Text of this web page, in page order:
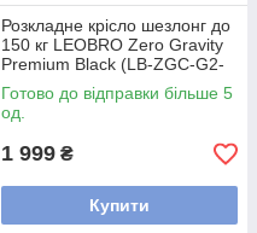
Розкладне крісло шезлонг до
150 кг LEOBRO Zero Gravity
Premium Black (LB-ZGC-G2-
BLK)
Готово до відправки більше 5
од.
1 999 ₴
Купити